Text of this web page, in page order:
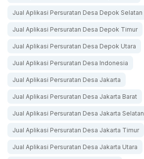
Jual Aplikasi Persuratan Desa Depok Selatan
Jual Aplikasi Persuratan Desa Depok Timur
Jual Aplikasi Persuratan Desa Depok Utara
Jual Aplikasi Persuratan Desa Indonesia
Jual Aplikasi Persuratan Desa Jakarta
Jual Aplikasi Persuratan Desa Jakarta Barat
Jual Aplikasi Persuratan Desa Jakarta Selatan
Jual Aplikasi Persuratan Desa Jakarta Timur
Jual Aplikasi Persuratan Desa Jakarta Utara